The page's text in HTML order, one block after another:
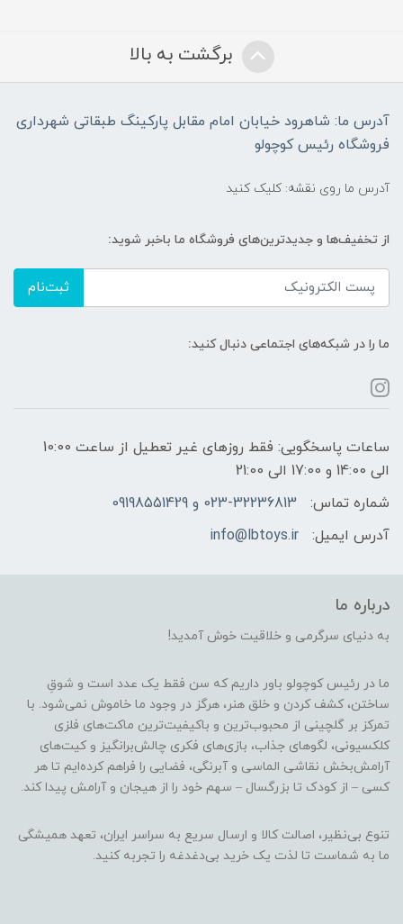
برگشت به بالا
آدرس ما: شاهرود خیابان امام مقابل پارکینگ طبقاتی شهرداری
فروشگاه رئیس کوچولو
آدرس ما روی نقشه: کلیک کنید
از تخفیف‌ها و جدیدترین‌های فروشگاه ما باخبر شوید:
ثبت‌نام
ما را در شبکه‌های اجتماعی دنبال کنید:
ساعات پاسخگویی: فقط روزهای غیر تعطیل از ساعت 10:00
الی 14:00 و 17:00 الی 21:00
شماره تماس:
023-32236813 و 09198551429
آدرس ایمیل:
info@lbtoys.ir
درباره ما
به دنیای سرگرمی و خلاقیت خوش آمدید!
ما در رئیس کوچولو باور داریم که سن فقط یک عدد است و شوقِ
ساختن، کشف کردن و خلق هنر، هرگز در وجود ما خاموش نمی‌شود. با
تمرکز بر گلچینی از محبوب‌ترین و باکیفیت‌ترین ماکت‌های فلزی
کلکسیونی، لگوهای جذاب، بازی‌های فکری چالش‌برانگیز و کیت‌های
آرامش‌بخش نقاشی الماسی و آبرنگی، فضایی را فراهم کرده‌ایم تا هر
کسی – از کودک تا بزرگسال – سهم خود را از هیجان و آرامش پیدا کند.
تنوع بی‌نظیر، اصالت کالا و ارسال سریع به سراسر ایران، تعهد همیشگی
ما به شماست تا لذت یک خرید بی‌دغدغه را تجربه کنید.